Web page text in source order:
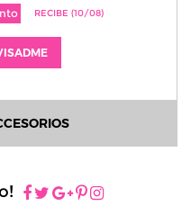
RECIBE (10/08)